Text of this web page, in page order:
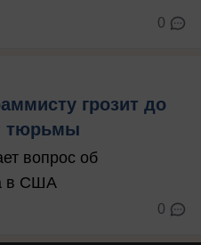
0
грозит до
тюрьмы
вопрос об
в США
0